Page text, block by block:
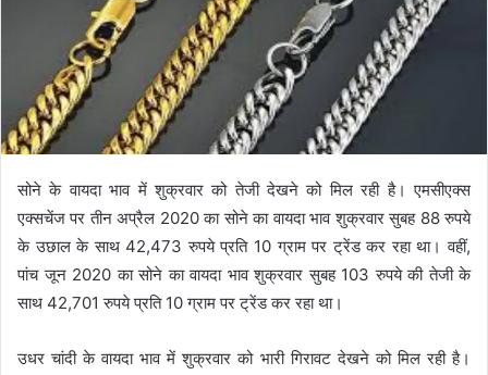
सोने के वायदा भाव में शुक्रवार को तेजी देखने को मिल रही है। एमसीएक्स
एक्सचेंज पर तीन अप्रैल 2020 का सोने का वायदा भाव शुक्रवार सुबह 88 रुपये
के उछाल के साथ 42,473 रुपये प्रति 10 ग्राम पर ट्रेंड कर रहा था। वहीं,
पांच जून 2020 का सोने का वायदा भाव शुक्रवार सुबह 103 रुपये की तेजी के
साथ 42,701 रुपये प्रति 10 ग्राम पर ट्रेंड कर रहा था।
उधर चांदी के वायदा भाव में शुक्रवार को भारी गिरावट देखने को मिल रही है।